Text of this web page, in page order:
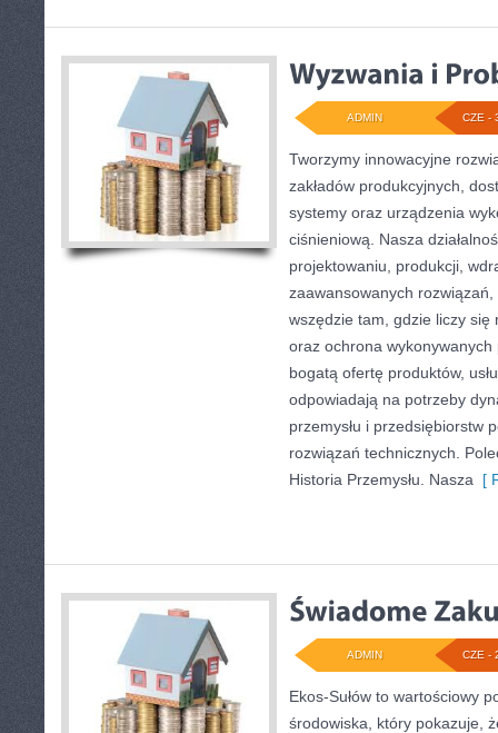
CZE -
ADMIN
Tworzymy innowacyjne
zakładów produkcyjnych,
systemy oraz urządzenia
ciśnieniową. Nasza
projektowaniu, produkcji,
zaawansowanych
wszędzie tam, gdzie liczy się
oraz ochrona
bogatą ofertę produktów,
odpowiadają na potrzeby
przemysłu i przedsiębiorstw
rozwiązań technicznych.
Historia Przemysłu. Nasza [
CZE -
ADMIN
Ekos-Sułów to wartościowy
środowiska, który pokazuje,